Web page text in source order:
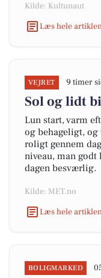
Kilde: Kultunaut
Læs hele
VEJRET 9 timer
Sol og lidt
Lun start, varm
og behageligt,
roligt gennem
niveau, man godt
dagen besværlig.
Kilde: MET.no
Læs hele
BOLIGMARKED